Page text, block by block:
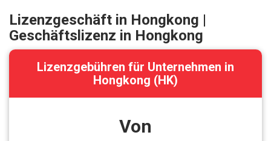
Lizenzgeschäft in Hongkong |
Geschäftslizenz in Hongkong
Lizenzgebühren für Unternehmen in
Hongkong (HK)
Von